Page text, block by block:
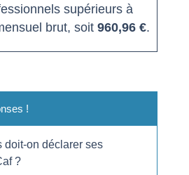
supérieurs à
brut, soit 960,96 €.
!
doit-on déclarer ses
?